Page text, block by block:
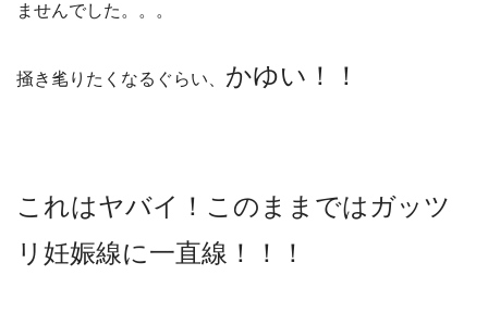
ませんでした。。。
掻き毟りたくなるぐらい、 かゆい！！
これはヤバイ！このままではガッツ
リ妊娠線に一直線！！！